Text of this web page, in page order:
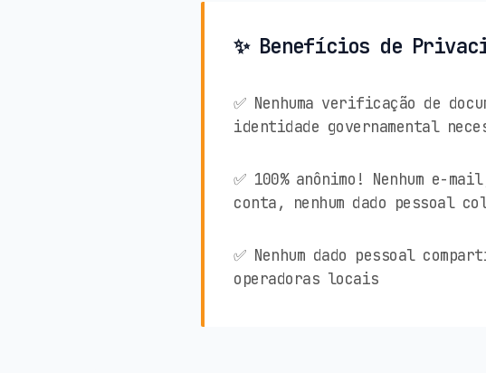
✨ Benefícios de
✅ Nenhuma verificação de
identidade governamental
✅ 100% anônimo! Nenhum e-
conta, nenhum dado pessoal
✅ Nenhum dado pessoal
operadoras locais